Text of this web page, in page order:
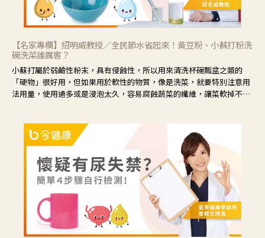
【名家專欄】招明威教授／全民節水省起來！黃豆粉、小蘇打粉洗
碗洗菜誰厲害？
小蘇打屬於弱鹼性粉末，具有侵蝕性，所以用來清洗杯碗瓢盆之類的
「硬物」很好用，但如果用於軟性的物質，像是洗菜，就要特別注意用
法用量，使用過多或是浸泡太久，容易腐蝕蔬菜的纖維，讓菜軟掉不清